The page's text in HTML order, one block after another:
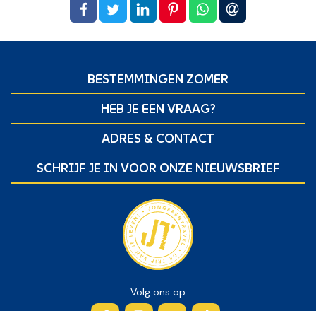
op Facebookop Twitterop LinkedInop Pinterestop WhatsApp
BESTEMMINGEN ZOMER
HEB JE EEN VRAAG?
ADRES & CONTACT
SCHRIJF JE IN VOOR ONZE NIEUWSBRIEF
Volg ons op